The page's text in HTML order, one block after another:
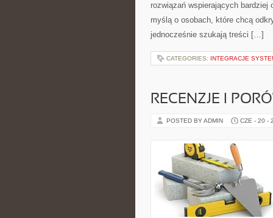
rozwiązań wspierających bardziej
myślą o osobach, które chcą
jednocześnie szukają treści […]
CATEGORIES: INTEGRACJE
RECENZJE I
POSTED BY ADMIN CZE - 20 -